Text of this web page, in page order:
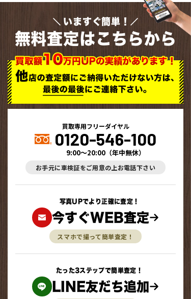
いますぐ簡単！
無料査定はこちらから
買取専用フリーダイヤル
0120-546-100
9:00～20:00 （年中無休）
お手元に車検証をご用意の上お電話下さい
写真UPでより正確に査定！
今すぐWEB査定
スマホで撮って簡単査定！
たった3ステップで簡単査定！
LINE友だち追加